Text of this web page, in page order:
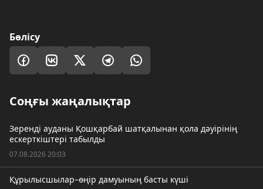
Бөлісу
Соңғы жаңалықтар
Зеренді ауданы Қошқарбай шатқалынан қола дәуірінің
ескерткіштері табылды
07.08.2026 20:03
Құрылысшылар–өңір дамуының басты күші